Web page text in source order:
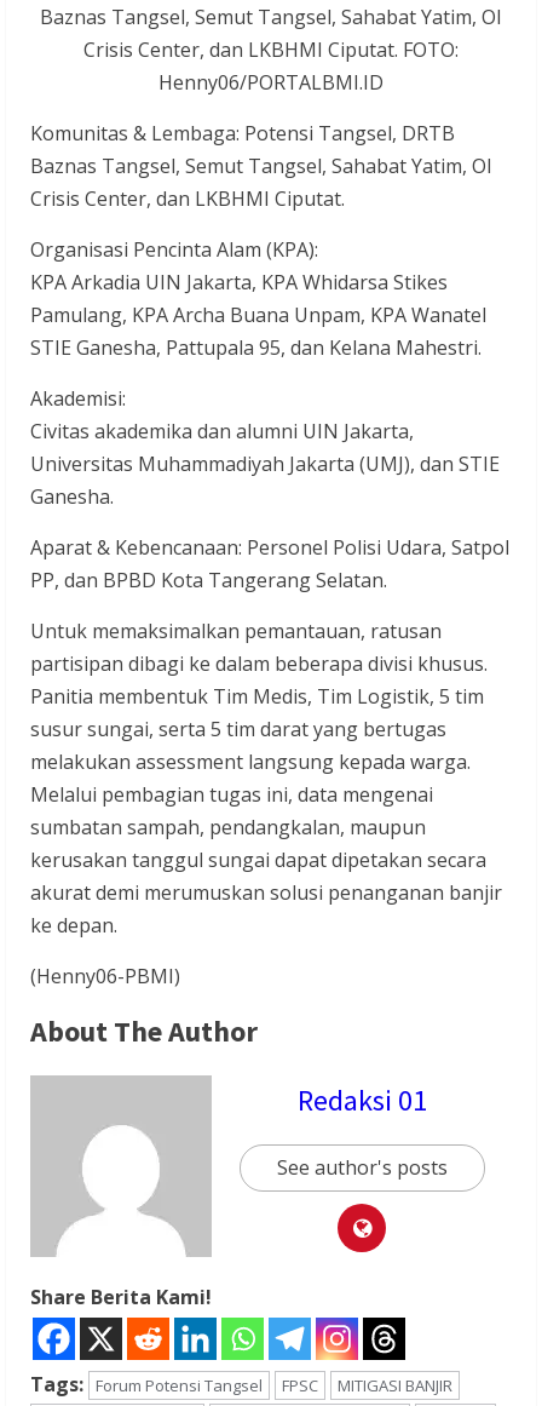
Baznas Tangsel, Semut Tangsel, Sahabat Yatim, OI
Crisis Center, dan LKBHMI Ciputat. FOTO:
Henny06/PORTALBMI.ID
Komunitas & Lembaga: Potensi Tangsel, DRTB
Baznas Tangsel, Semut Tangsel, Sahabat Yatim, OI
Crisis Center, dan LKBHMI Ciputat.
Organisasi Pencinta Alam (KPA):
KPA Arkadia UIN Jakarta, KPA Whidarsa Stikes
Pamulang, KPA Archa Buana Unpam, KPA Wanatel
STIE Ganesha, Pattupala 95, dan Kelana Mahestri.
Akademisi:
Civitas akademika dan alumni UIN Jakarta,
Universitas Muhammadiyah Jakarta (UMJ), dan STIE
Ganesha.
Aparat & Kebencanaan: Personel Polisi Udara, Satpol
PP, dan BPBD Kota Tangerang Selatan.
Untuk memaksimalkan pemantauan, ratusan
partisipan dibagi ke dalam beberapa divisi khusus.
Panitia membentuk Tim Medis, Tim Logistik, 5 tim
susur sungai, serta 5 tim darat yang bertugas
melakukan assessment langsung kepada warga.
Melalui pembagian tugas ini, data mengenai
sumbatan sampah, pendangkalan, maupun
kerusakan tanggul sungai dapat dipetakan secara
akurat demi merumuskan solusi penanganan banjir
ke depan.
(Henny06-PBMI)
About The Author
Redaksi 01
See author's posts
Share Berita Kami!
Tags: Forum Potensi Tangsel FPSC
MITIGASI BANJIR